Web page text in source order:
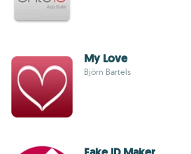
My Love
Björn Bartels